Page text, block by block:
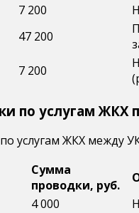
7 200
47 200
7 200
по услугам ЖКХ
услугам ЖКХ между
Сумма
проводки, руб.
4 000